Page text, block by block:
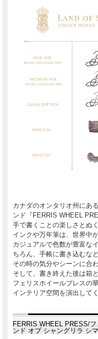
カナダのオンタリオ州にあ
ンド『FERRIS WHEEL
手で書くことの楽しさとぬ
インクや万年筆は、世界中
カジュアルで色数が豊富な
ちろん、手帳に書き込むな
その時の気分やシーンに合
そして、書き終えた後は箱
フェリスホイールプレスの
インテリア空間を演出してく
FERRIS WHEEL PRESS/
ンド オブ シャングリラ シ